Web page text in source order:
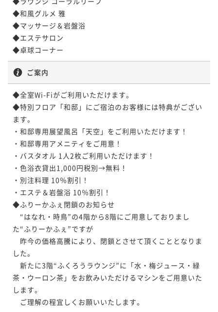
【九絵熊野牛会席】紀州天然九絵と熊野牛を愉しむ
「九絵・熊野牛会席」＜全10品＞朝はレストランにて
朝食膳
二食付き 現地決済可
ポイント即利用で最大5％OFF
2名 ¥ 82,555 ~
【白浜時間満喫！２連泊がお得】2泊目のご夕食は渚会
席へ無料グレードUP！清掃なし・夕朝食付連泊プラン
二食付き 現地決済可 事前決済可
IN 15:00 - 24:00 OUT10:00
ポイント即利用で
最大5％OFF
◆和風グルメ 雅
◆マッサージ＆岩盤浴
◆エステサロン
◆卓球コーナー
ご案内
◆全室Wi-Fiがご利用いただけます。
◆特別フロア「和邸」にご宿泊のお客様には特典がござい
ます。
・和邸専用展望風呂「天空」をご利用いただけます！
・和邸専用アメニティをご用意！
・バスタオル 1人2枚ご利用いただけます！
・色浴衣貸出1,000円税別→無料！
・別注料理 10％割引！
・エステ＆岩盤浴 10％割引！
◆ふりーかふぇ閉鎖のお知らせ
“はなれ・時鳥”の4階から8階にご用意しておりまし
た“ふりーかふぇ”ですが
昨今の価格高騰により、閉鎖とさせて頂くこととなりま
した。
新たに3階“ふくろうラウンジ”に「水・梅ジュース・緑
茶・ウーロン茶」をお飲みいただけるマシンをご用意いた
します。
ご理解の程宜しくお願いいたします。